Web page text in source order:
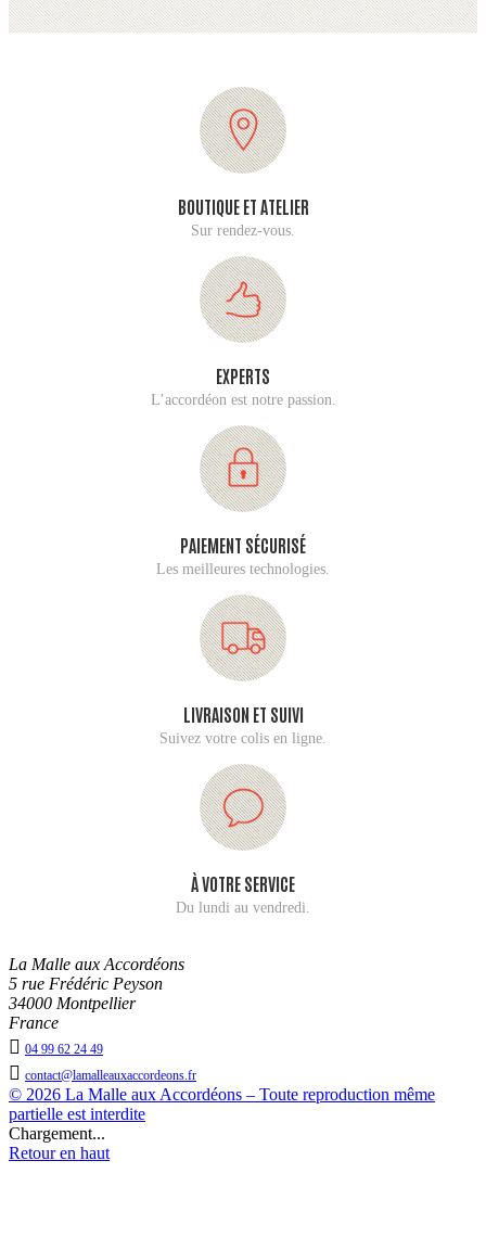
BOUTIQUE ET ATELIER
Sur rendez-vous.
EXPERTS
L’accordéon est notre passion.
PAIEMENT SÉCURISÉ
Les meilleures technologies.
LIVRAISON ET SUIVI
Suivez votre colis en ligne.
À VOTRE SERVICE
Du lundi au vendredi.
La Malle aux Accordéons
5 rue Frédéric Peyson
34000 Montpellier
France
 04 99 62 24 49
 contact@lamalleauxaccordeons.fr
© 2026 La Malle aux Accordéons – Toute reproduction même
partielle est interdite
Chargement...
Retour en haut